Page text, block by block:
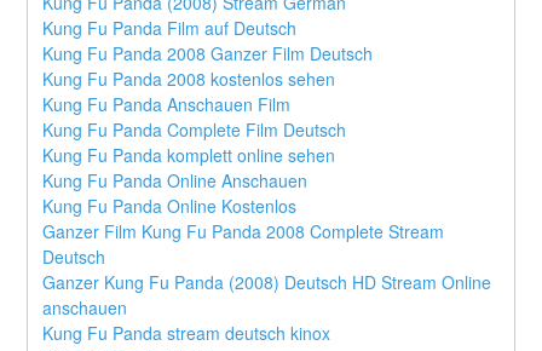
Kung Fu Panda Film auf Deutsch
Kung Fu Panda 2008 Ganzer Film Deutsch
Kung Fu Panda 2008 kostenlos sehen
Kung Fu Panda Anschauen Film
Kung Fu Panda Complete Film Deutsch
Kung Fu Panda komplett online sehen
Kung Fu Panda Online Anschauen
Kung Fu Panda Online Kostenlos
Ganzer Film Kung Fu Panda 2008 Complete Stream
Deutsch
Ganzer Kung Fu Panda (2008) Deutsch HD Stream Online
anschauen
Kung Fu Panda stream deutsch kinox